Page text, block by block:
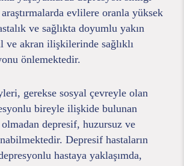
evlilere oranla yüksek
ve sağlıkta doyumlu yakın
akran ilişkilerinde sağlıklı
önlemektedir.
gerekse sosyal çevreyle olan
bireyle ilişkide bulunan
depresif, huzursuz ve
Depresif hastaların
hastaya yaklaşımda,